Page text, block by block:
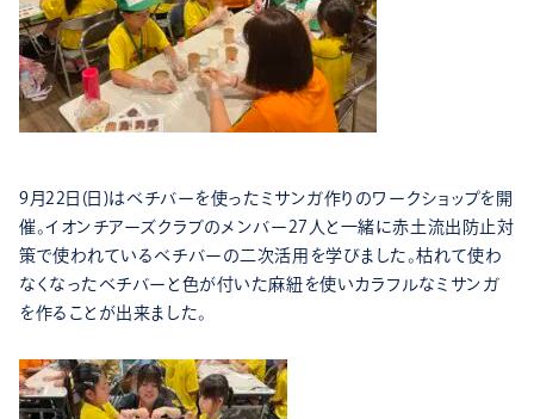
9月22日(日)はベチバーを使ったミサンガ作りのワークショップを開
催。イオンチアーズクラブのメンバー27人と一緒に赤土流出防止対
策で使われているベチバーの二次活用を学びました。枯れて使わ
なくなったベチバーと色が付いた麻紐を使いカラフルなミサンガ
を作ることが出来ました。